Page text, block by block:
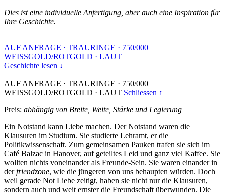
Dies ist eine individuelle Anfertigung, aber auch eine Inspiration für
Ihre Geschichte.
AUF ANFRAGE · TRAURINGE · 750/000
WEISSGOLD/ROTGOLD · LAUT
Geschichte lesen ↓
AUF ANFRAGE · TRAURINGE · 750/000
WEISSGOLD/ROTGOLD · LAUT Schliessen ↑
Preis: abhängig von Breite, Weite, Stärke und Legierung
Ein Notstand kann Liebe machen. Der Notstand waren die
Klausuren im Studium. Sie studierte Lehramt, er die
Politikwissenschaft. Zum gemeinsamen Pauken trafen sie sich im
Café Balzac in Hanover, auf geteiltes Leid und ganz viel Kaffee. Sie
wollten nichts voneinander als Freunde-Sein. Sie waren einander in
derfriendzone, wie die jüngeren von uns behaupten würden. Doch
weil gerade Not Liebe zeitigt, haben sie nicht nur die Klausuren,
sondern auch und weit ernster die Freundschaft überwunden. Die